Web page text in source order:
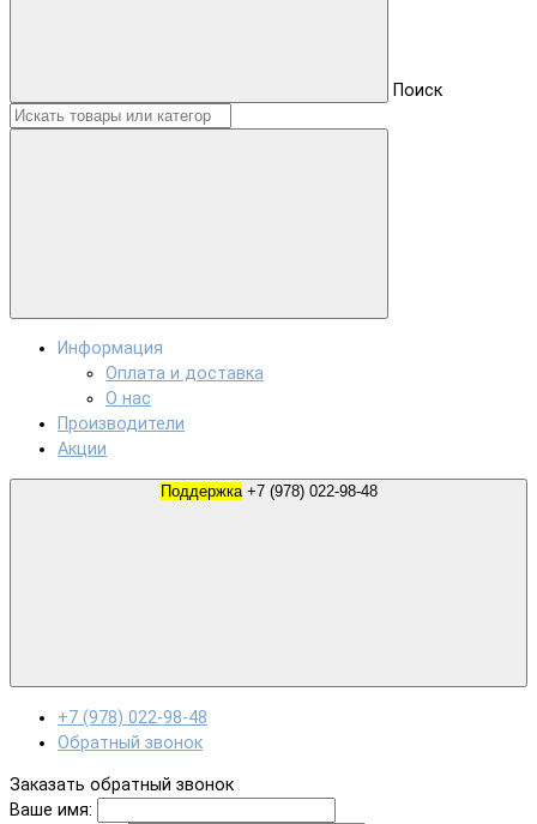
Поиск
Информация
Оплата и доставка
О нас
Производители
Акции
Поддержка +7 (978) 022-98-48
+7 (978) 022-98-48
Обратный звонок
Заказать обратный звонок
Ваше имя: